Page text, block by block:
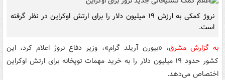
نروژ کمکی به ارزش ۱۹ میلیون دلار را برای ارتش اوکراین در نظر گرفته
است.
به گزارش مشرق، «بیورن آریلد گرام»، وزیر دفاع نروژ اعلام کرد، این
کشور حدود ۱۹ میلیون دلار را به خرید مهمات توپخانه برای ارتش اوکراین
اختصاص می‌دهد.